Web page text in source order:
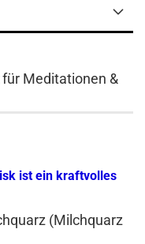
Meditationen &
ist ein kraftvolles
(Milchquarz